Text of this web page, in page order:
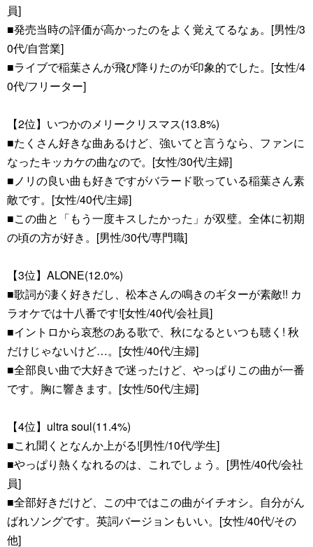
員]
■発売当時の評価が高かったのをよく覚えてるなぁ。[男性/3
0代/自営業]
■ライブで稲葉さんが飛び降りたのが印象的でした。[女性/4
0代/フリーター]
【2位】いつかのメリークリスマス(13.8%)
■たくさん好きな曲あるけど、強いてと言うなら、ファンに
なったキッカケの曲なので。[女性/30代/主婦]
■ノリの良い曲も好きですがバラード歌っている稲葉さん素
敵です。[女性/40代/主婦]
■この曲と「もう一度キスしたかった」が双璧。全体に初期
の頃の方が好き。[男性/30代/専門職]
【3位】ALONE(12.0%)
■歌詞が凄く好きだし、松本さんの鳴きのギターが素敵!! カ
ラオケでは十八番です![女性/40代/会社員]
■イントロから哀愁のある歌で、秋になるといつも聴く! 秋
だけじゃないけど…。[女性/40代/主婦]
■全部良い曲で大好きで迷ったけど、やっぱりこの曲が一番
です。胸に響きます。[女性/50代/主婦]
【4位】ultra soul(11.4%)
■これ聞くとなんか上がる![男性/10代/学生]
■やっぱり熱くなれるのは、これでしょう。[男性/40代/会社
員]
■全部好きだけど、この中ではこの曲がイチオシ。自分がん
ばれソングです。英詞バージョンもいい。[女性/40代/その
他]